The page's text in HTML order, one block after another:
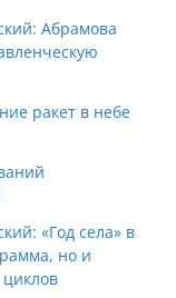
Абрамова
ракет в небе
«Год села» в
но и
циклов